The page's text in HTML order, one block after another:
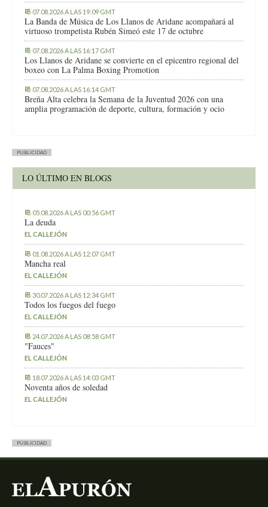
07.08.2026 A LAS 19:09 GMT
La Banda de Música de Los Llanos de Aridane acompañará al
virtuoso trompetista Rubén Simeó este 17 de octubre
07.08.2026 A LAS 16:17 GMT
Los Llanos de Aridane se convierte en el epicentro regional del
boxeo con La Palma Boxing Promotion
07.08.2026 A LAS 16:14 GMT
Breña Alta celebra la Semana de la Juventud 2026 con una
amplia programación de deporte, cultura, formación y ocio
PUBLICIDAD
LO ÚLTIMO EN BLOGS
05.08.2026 A LAS 00:56 GMT
La deuda
EL CALLEJÓN
01.08.2026 A LAS 12:07 GMT
Mancha real
EL CALLEJÓN
30.07.2026 A LAS 12:34 GMT
Todos los fuegos del fuego
EL CALLEJÓN
24.07.2026 A LAS 08:58 GMT
"Fauces"
EL CALLEJÓN
18.07.2026 A LAS 14:03 GMT
Noventa años de soledad
EL CALLEJÓN
PUBLICIDAD